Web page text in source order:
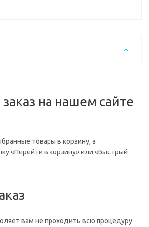
на нашем сайте
товары в корзину, а
«Перейти в корзину» или «Быстрый
вам не проходить всю процедуру